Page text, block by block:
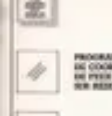
Passion Volley
Techniques et Astuces
au VolleyEntraînement et Coaching
Passion Volley